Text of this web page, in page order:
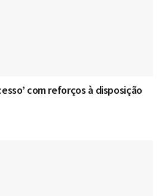
com reforços à disposição